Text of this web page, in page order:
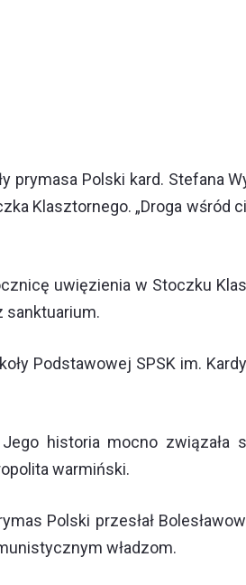
Polski kard. Stefana
Klasztornego. „Droga wśród
uwięzienia w Stoczku
sanktuarium.
Podstawowej SPSK im.
historia mocno
warmiński.
Polski przesłał
władzom.